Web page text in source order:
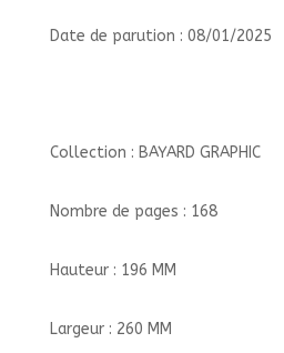
Date de parution : 08/01/2025
Collection : BAYARD GRAPHIC
Nombre de pages : 168
Hauteur : 196 MM
Largeur : 260 MM